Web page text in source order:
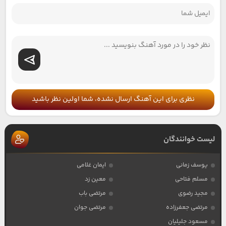
نظری برای این آهنگ ارسال نشده، شما اولین نظر باشید
لیست خوانندگان
یوسف زمانی
ایمان غلامی
مسلم فتاحی
معین زد
مجید رضوی
مرتضی باب
مرتضی جعفرزاده
مرتضی جوان
مسعود جلیلیان